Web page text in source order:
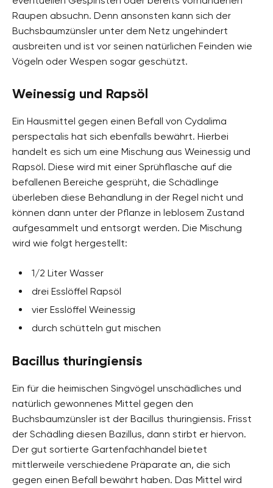
Raupen absuchn. Denn ansonsten kann sich der
Buchsbaumzünsler unter dem Netz ungehindert
ausbreiten und ist vor seinen natürlichen Feinden wie
Vögeln oder Wespen sogar geschützt.
Weinessig und Rapsöl
Ein Hausmittel gegen einen Befall von Cydalima
perspectalis hat sich ebenfalls bewährt. Hierbei
handelt es sich um eine Mischung aus Weinessig und
Rapsöl. Diese wird mit einer Sprühflasche auf die
befallenen Bereiche gesprüht, die Schädlinge
überleben diese Behandlung in der Regel nicht und
können dann unter der Pflanze in leblosem Zustand
aufgesammelt und entsorgt werden. Die Mischung
wird wie folgt hergestellt:
1/2 Liter Wasser
drei Esslöffel Rapsöl
vier Esslöffel Weinessig
durch schütteln gut mischen
Bacillus thuringiensis
Ein für die heimischen Singvögel unschädliches und
natürlich gewonnenes Mittel gegen den
Buchsbaumzünsler ist der Bacillus thuringiensis. Frisst
der Schädling diesen Bazillus, dann stirbt er hiervon.
Der gut sortierte Gartenfachhandel bietet
mittlerweile verschiedene Präparate an, die sich
gegen einen Befall bewährt haben. Das Mittel wird